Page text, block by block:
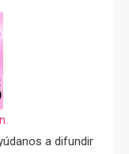
a difundir